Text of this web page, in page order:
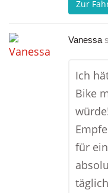
Zur
Vanessa
Ich
Bike
für